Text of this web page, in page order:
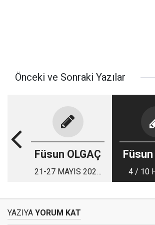
Önceki ve Sonraki Yazılar
Füsun OLGAÇ
21-27 MAYIS 2021
Füsun
4 / 10
EVDE
YAZIYA YORUM KAT